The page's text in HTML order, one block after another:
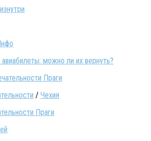
можно ли их вернуть?
/ Чехия
Праги